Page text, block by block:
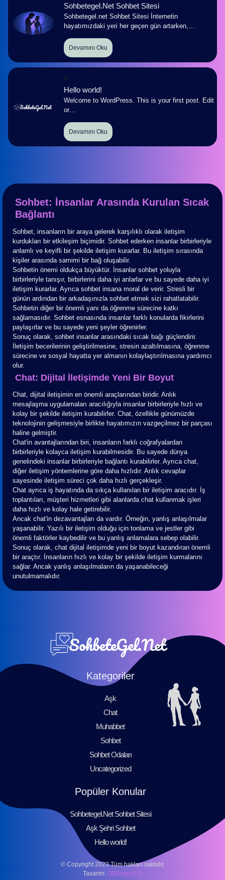
Sohbetegel.Net Sohbet Sitesi
Sohbetegel.net Sohbet Sitesi İnternetin
hayatımızdaki yeri her geçen gün artarken,…
Devamını Oku
>
Hello world!
Welcome to WordPress. This is your first post. Edit
or…
Devamını Oku
Sohbet: İnsanlar Arasında Kurulan Sıcak
Bağlantı
Sohbet, insanların bir araya gelerek karşılıklı olarak iletişim
kurdukları bir etkileşim biçimidir. Sohbet ederken insanlar birbirleriyle
anlamlı ve keyifli bir şekilde iletişim kurarlar. Bu iletişim sırasında
kişiler arasında samimi bir bağ oluşabilir.
Sohbetin önemi oldukça büyüktür. İnsanlar sohbet yoluyla
birbirleriyle tanışır, birbirlerini daha iyi anlarlar ve bu sayede daha iyi
iletişim kurarlar. Ayrıca sohbet insana moral de verir. Stresli bir
günün ardından bir arkadaşınızla sohbet etmek sizi rahatlatabilir.
Sohbetin diğer bir önemli yanı da öğrenme sürecine katkı
sağlamasıdır. Sohbet esnasında insanlar farklı konularda fikirlerini
paylaşırlar ve bu sayede yeni şeyler öğrenirler.
Sonuç olarak, sohbet insanlar arasındaki sıcak bağı güçlendirir.
İletişim becerilerinin geliştirilmesine, stresin azaltılmasına, öğrenme
sürecine ve sosyal hayatta yer almanın kolaylaştırılmasına yardımcı
olur.
Chat: Dijital İletişimde Yeni Bir Boyut
Chat, dijital iletişimin en önemli araçlarından biridir. Anlık
mesajlaşma uygulamaları aracılığıyla insanlar birbirleriyle hızlı ve
kolay bir şekilde iletişim kurabilirler. Chat, özellikle günümüzde
teknolojinin gelişmesiyle birlikte hayatımızın vazgeçilmez bir parçası
haline gelmiştir.
Chat'in avantajlarından biri, insanların farklı coğrafyalardan
birbirleriyle kolayca iletişim kurabilmesidir. Bu sayede dünya
genelindeki insanlar birbirleriyle bağlantı kurabilirler. Ayrıca chat,
diğer iletişim yöntemlerine göre daha hızlıdır. Anlık cevaplar
sayesinde iletişim süreci çok daha hızlı gerçekleşir.
Chat ayrıca iş hayatında da sıkça kullanılan bir iletişim aracıdır. İş
toplantıları, müşteri hizmetleri gibi alanlarda chat kullanmak işleri
daha hızlı ve kolay hale getirebilir.
Ancak chat'in dezavantajları da vardır. Örneğin, yanlış anlaşılmalar
yaşanabilir. Yazılı bir iletişim olduğu için tonlama ve jestler gibi
önemli faktörler kaybedilir ve bu yanlış anlamalara sebep olabilir.
Sonuç olarak, chat dijital iletişimde yeni bir boyut kazandıran önemli
bir araçtır. İnsanların hızlı ve kolay bir şekilde iletişim kurmalarını
sağlar. Ancak yanlış anlaşılmaların da yaşanabileceği
unutulmamalıdır.
Kategoriler
Aşk
Chat
Muhabbet
Sohbet
Sohbet Odaları
Uncategorized
Popüler Konular
Sohbetegel.Net Sohbet Sitesi
Aşk Şehri Sohbet
Hello world!
© Copyright 2023 Tüm hakları saklıdır,
Tasarım: QBilisim(RS)